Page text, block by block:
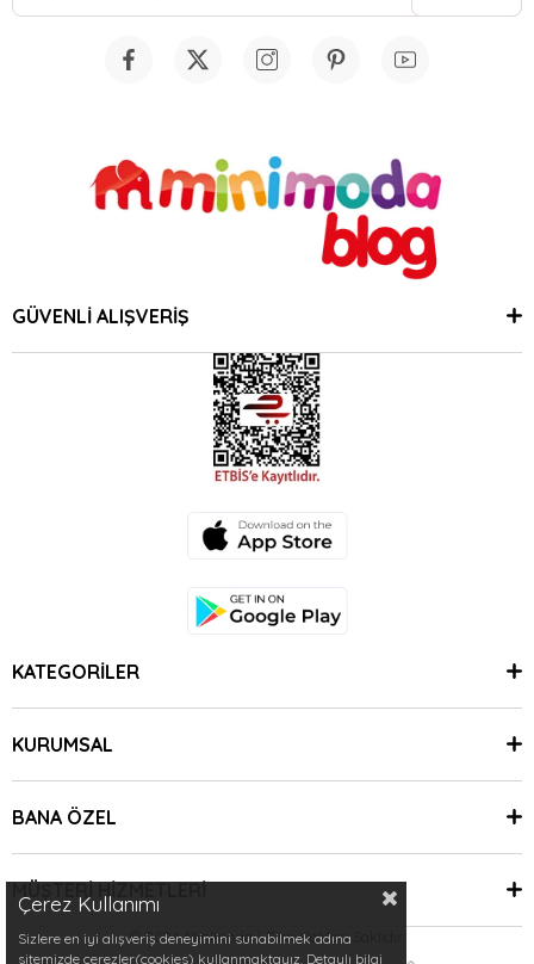
GÜVENLİ ALIŞVERİŞ
KATEGORİLER
KURUMSAL
BANA ÖZEL
MÜŞTERİ HİZMETLERİ
© 2024 Minimoda | Tüm Hakları Saklıdır.
Çerez Kullanımı
Sizlere en iyi alışveriş deneyimini sunabilmek adına
sitemizde çerezler(cookies) kullanmaktayız. Detaylı bilgi